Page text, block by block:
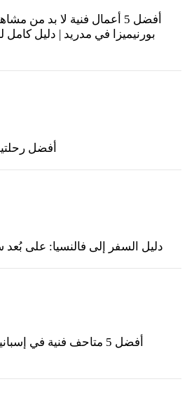
أفضل 5 أعمال فنية لا بد
بورنيميزا في مدريد | دليل كامل
أفضل
دليل السفر إلى فالنسيا: على
أفضل 5 متاحف فنية في